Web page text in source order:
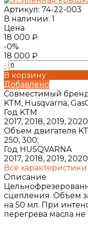
Артикул: 74-22-003
В наличии: 1
Цена
18 000 ₽
-0%
18 000 ₽
-
В корзину
Добавлено
Совместимый
KTM, Husqvarna,
Год KTM
2017, 2018, 2019,
Объем двигателя
250, 300;
Год HUSQVARNA
2017, 2018, 2019,
Все характеристики
Описание
сцепления. Объем
на 50 мл. При
перегрева масла